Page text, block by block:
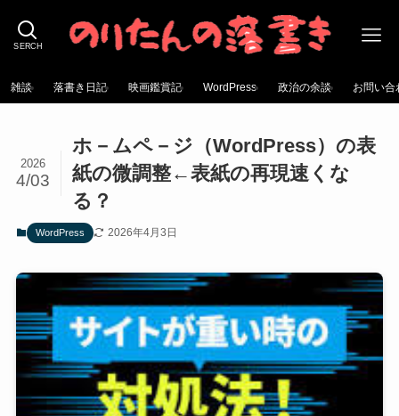
SERCH
雑談 落書き日記 映画鑑賞記 WordPress 政治の余談 お問い合
ホ－ムペ－ジ（WordPress）の表
紙の微調整←表紙の再現速くな
る？
2026
4/03
WordPress 2026年4月3日